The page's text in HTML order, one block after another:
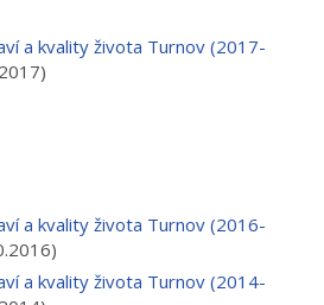
a kvality života Turnov (2017-
a kvality života Turnov (2016-
a kvality života Turnov (2014-